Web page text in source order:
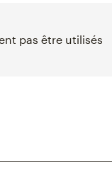
pas être utilisés